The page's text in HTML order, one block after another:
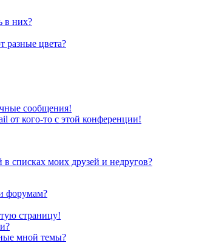
в них?
разные цвета?
сообщения!
от кого-то с этой конференции!
в списках моих друзей и недругов?
форумам?
страницу!
мной темы?